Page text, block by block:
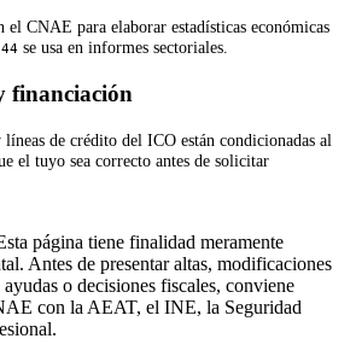
CNAE para elaborar estadísticas económicas
se usa en informes sectoriales.
financiación
de crédito del ICO están condicionadas al
el tuyo sea correcto antes de solicitar
página tiene finalidad meramente
Antes de presentar altas, modificaciones
o decisiones fiscales, conviene
con la AEAT, el INE, la Seguridad